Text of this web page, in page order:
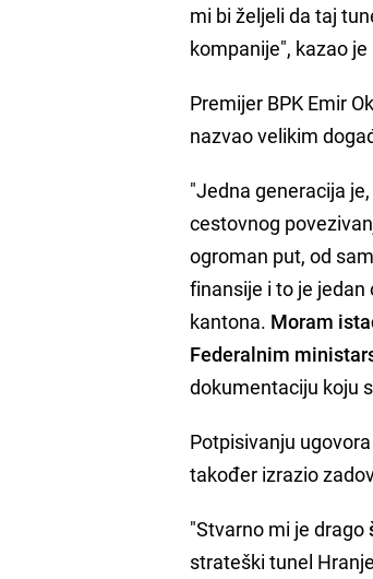
mi bi željeli da taj
kompanije", kazao
Premijer BPK Emir
nazvao velikim
"Jedna generacija
cestovnog
ogroman put, od
finansije i to je jedan
kantona. Moram
Federalnim
dokumentaciju koju
Potpisivanju
također izrazio
"Stvarno mi je drago
strateški tunel